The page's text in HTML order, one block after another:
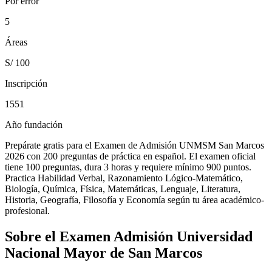
5
Áreas
S/ 100
Inscripción
1551
Año fundación
Prepárate gratis para el Examen de Admisión UNMSM San Marcos
2026 con 200 preguntas de práctica en español. El examen oficial
tiene 100 preguntas, dura 3 horas y requiere mínimo 900 puntos.
Practica Habilidad Verbal, Razonamiento Lógico-Matemático,
Biología, Química, Física, Matemáticas, Lenguaje, Literatura,
Historia, Geografía, Filosofía y Economía según tu área académico-
profesional.
Sobre el Examen Admisión Universidad
Nacional Mayor de San Marcos